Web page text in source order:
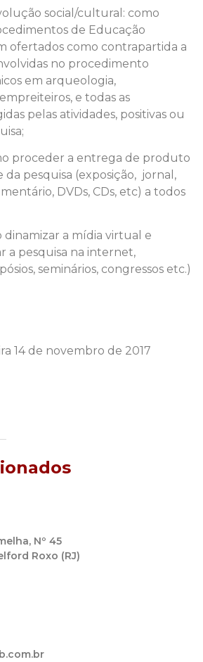
social/cultural: como
de Educação
ofertados como contrapartida a
no procedimento
em arqueologia,
e todas as
pelas atividades, positivas ou
proceder a entrega de produto
pesquisa (exposição, jornal,
DVDs, CDs, etc) a todos
dinamizar a mídia virtual e
a pesquisa na internet,
seminários, congressos etc.)
14 de novembro de 2017
Nº 45
Roxo (RJ)